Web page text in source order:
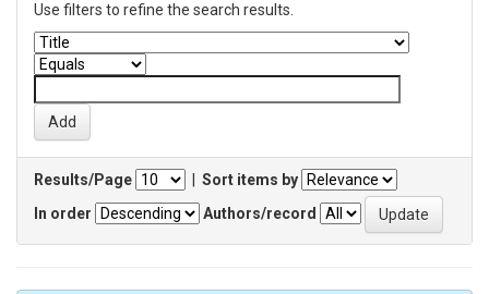
Use filters to refine the search results.
Results/Page
Sort items by
In order
Authors/record